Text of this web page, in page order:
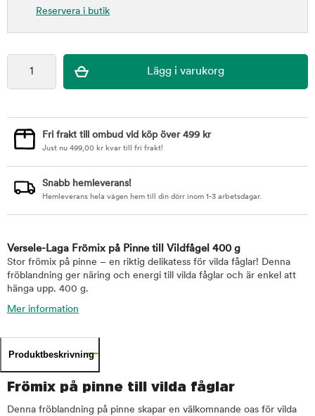
Reservera i butik
Fri frakt till ombud vid köp över 499 kr
Just nu 499,00 kr kvar till fri frakt!
Snabb hemleverans!
Hemleverans hela vägen hem till din dörr inom 1-3 arbetsdagar.
Versele-Laga Frömix på Pinne till Vildfågel 400 g
Stor frömix på pinne – en riktig delikatess för vilda fåglar! Denna
fröblandning ger näring och energi till vilda fåglar och är enkel att
hänga upp. 400 g.
Mer information
Produktbeskrivning
Frömix på pinne till vilda fåglar
Denna fröblandning på pinne skapar en välkomnande oas för vilda